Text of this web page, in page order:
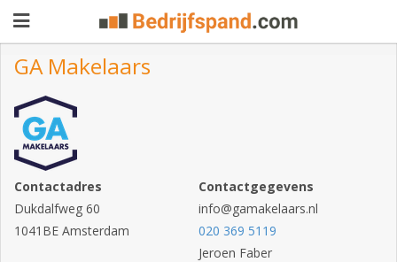
Pand
aanbieden
Pand
zoeken
Waarom
adverteren
GA Makelaars
Contactadres
Dukdalfweg 60
1041BE Amsterdam
Contactgegevens
info@gamakelaars.nl
020 369 5119
Jeroen Faber